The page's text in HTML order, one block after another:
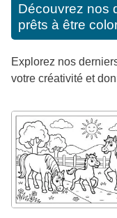
Découvrez nos
prêts à être
Explorez nos
votre créativité et